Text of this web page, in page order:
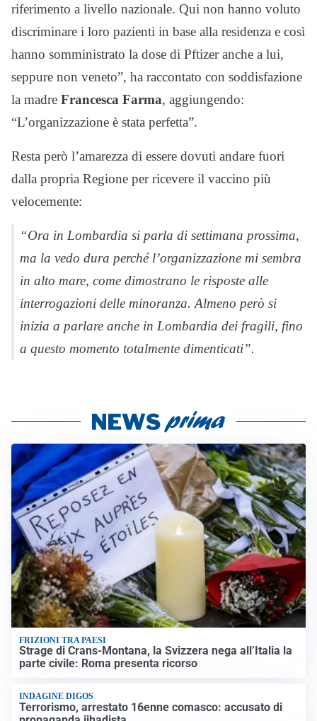
riferimento a livello nazionale. Qui non hanno voluto
discriminare i loro pazienti in base alla residenza e così
hanno somministrato la dose di Pftizer anche a lui,
seppure non veneto”, ha raccontato con soddisfazione
la madre Francesca Farma, aggiungendo:
“L’organizzazione è stata perfetta”.
Resta però l’amarezza di essere dovuti andare fuori
dalla propria Regione per ricevere il vaccino più
velocemente:
“Ora in Lombardia si parla di settimana prossima,
ma la vedo dura perché l’organizzazione mi sembra
in alto mare, come dimostrano le risposte alle
interrogazioni delle minoranza. Almeno però si
inizia a parlare anche in Lombardia dei fragili, fino
a questo momento totalmente dimenticati”.
FRIZIONI TRA PAESI
Strage di Crans-Montana, la Svizzera nega all’Italia la
parte civile: Roma presenta ricorso
INDAGINE DIGOS
Terrorismo, arrestato 16enne comasco: accusato di